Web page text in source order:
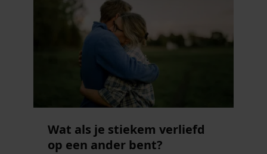
Wat als je stiekem verliefd
op een ander bent?